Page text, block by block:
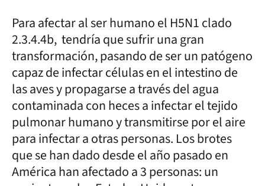
Para afectar al ser humano el H5N1 clado
2.3.4.4b, tendría que sufrir una gran
transformación, pasando de ser un patógeno
capaz de infectar células en el intestino de
las aves y propagarse a través del agua
contaminada con heces a infectar el tejido
pulmonar humano y transmitirse por el aire
para infectar a otras personas. Los brotes
que se han dado desde el año pasado en
América han afectado a 3 personas: un